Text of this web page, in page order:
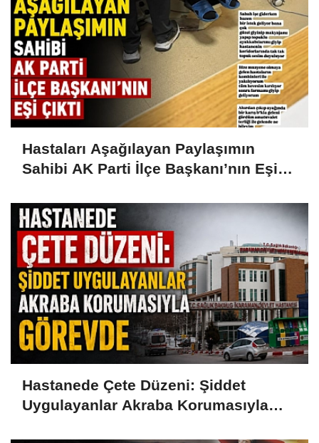
Hastaları Aşağılayan Paylaşımın
Sahibi AK Parti İlçe Başkanı’nın Eşi
Hastanede Çete Düzeni: Şiddet
Uygulayanlar Akraba Korumasıyla